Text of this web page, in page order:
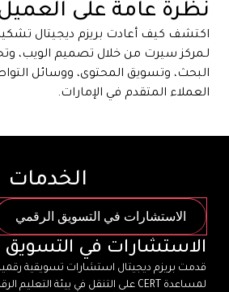
نظرة عامة على
اكتشف كيف أعادت بريزم ديجيتال
لـمركز سيرت من خلال تصميم الويب،
البحث، وتسويق المحتوى، ووسائل
العملاء المتقدم في الإمارات.
الخدمات
الاستشارات في التسويق الرقمي
الاستشارات في التسويق
لمساعدة CERT على التنقل في بيئة التعليم الرقمي.